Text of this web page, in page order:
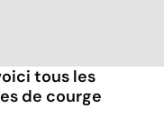
tous les
de courge